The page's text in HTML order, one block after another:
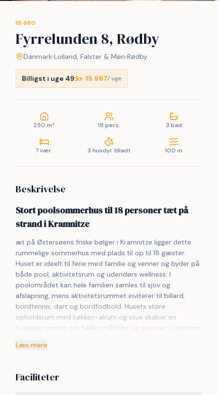
ID 680
Fyrrelunden 8, Rødby
Danmark›Lolland, Falster & Møn›Rødby
Billigst i uge 49:kr. 15.987/ uge
250 m² 18 pers. 3 bad
7 vær. 3 husdyr tilladt 100 m
Beskrivelse
Stort poolsommerhus til 18 personer tæt på
strand i Kramnitze
æt på Østersøens friske bølger i Kramnitze ligger dette
rummelige sommerhus med plads til op til 18 gæster.
Huset er ideelt til ferie med familie og venner og byder på
både pool, aktivitetsrum og udendørs wellness. I
poolområdet kan hele familien samles til sjov og
afslapning, mens aktivitetsrummet inviterer til billard,
bordtennis, dart og bordfodbold. Husets store
opholdsrum med køkken-alrum og stue skaber en
hyggelig ramme om fælles måltider og samvær. Udendørs
loungeområde med terrassevarmere. Kun ca. 100 meter
Læs mere
Faciliteter